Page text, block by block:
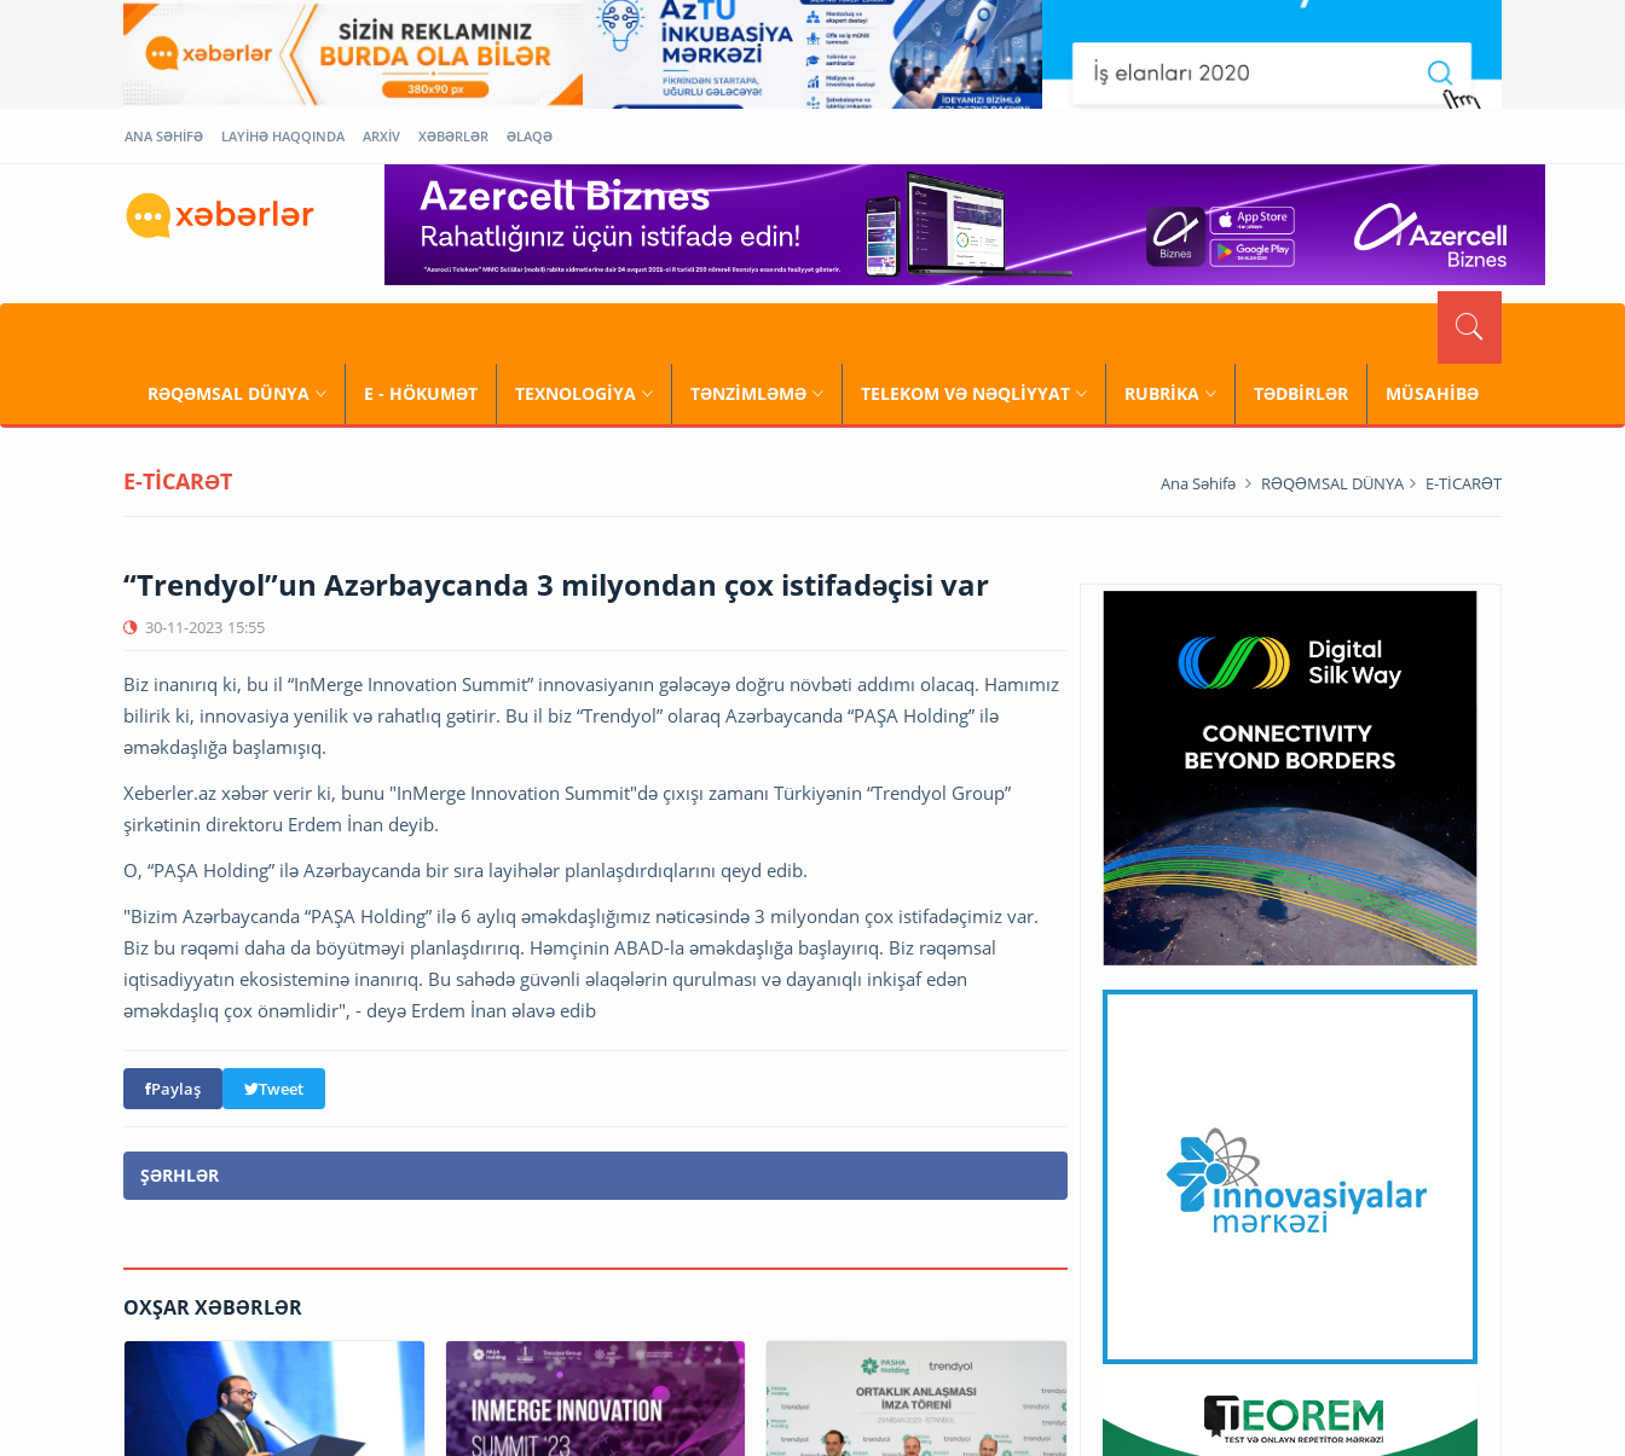
ANA SƏHİFƏ LAYİHƏ HAQQINDA ARXİV XƏBƏRLƏR ƏLAQƏ
RƏQƏMSAL DÜNYA E - HÖKUMƏT TEXNOLOGİYA TƏNZİMLƏMƏ TELEKOM VƏ NƏQLİYYAT RUBRİKA TƏDBİRLƏR MÜSAHİBƏ
E-TİCARƏT Ana Səhifə RƏQƏMSAL DÜNYA E-TİCARƏT
“Trendyol”un Azərbaycanda 3 milyondan çox istifadəçisi var
30-11-2023 15:55
Biz inanırıq ki, bu il “InMerge Innovation Summit” innovasiyanın gələcəyə doğru növbəti addımı olacaq. Hamımız
bilirik ki, innovasiya yenilik və rahatlıq gətirir. Bu il biz “Trendyol” olaraq Azərbaycanda “PAŞA Holding” ilə
əməkdaşlığa başlamışıq.
Xeberler.az xəbər verir ki, bunu "InMerge Innovation Summit"də çıxışı zamanı Türkiyənin “Trendyol Group”
şirkətinin direktoru Erdem İnan deyib.
O, “PAŞA Holding” ilə Azərbaycanda bir sıra layihələr planlaşdırdıqlarını qeyd edib.
"Bizim Azərbaycanda “PAŞA Holding” ilə 6 aylıq əməkdaşlığımız nəticəsində 3 milyondan çox istifadəçimiz var.
Biz bu rəqəmi daha da böyütməyi planlaşdırırıq. Həmçinin ABAD-la əməkdaşlığa başlayırıq. Biz rəqəmsal
iqtisadiyyatın ekosisteminə inanırıq. Bu sahədə güvənli əlaqələrin qurulması və dayanıqlı inkişaf edən
əməkdaşlıq çox önəmlidir", - deyə Erdem İnan əlavə edib
Paylaş Tweet
ŞƏRHLƏR
OXŞAR XƏBƏRLƏR